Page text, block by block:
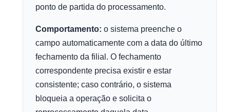
ponto de partida do processamento.
Comportamento: o sistema preenche o
campo automaticamente com a data do último
fechamento da filial. O fechamento
correspondente precisa existir e estar
consistente; caso contrário, o sistema
bloqueia a operação e solicita o